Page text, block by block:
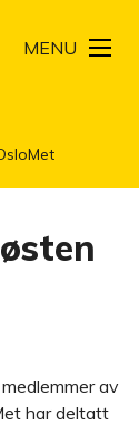
MENU
av
har deltatt